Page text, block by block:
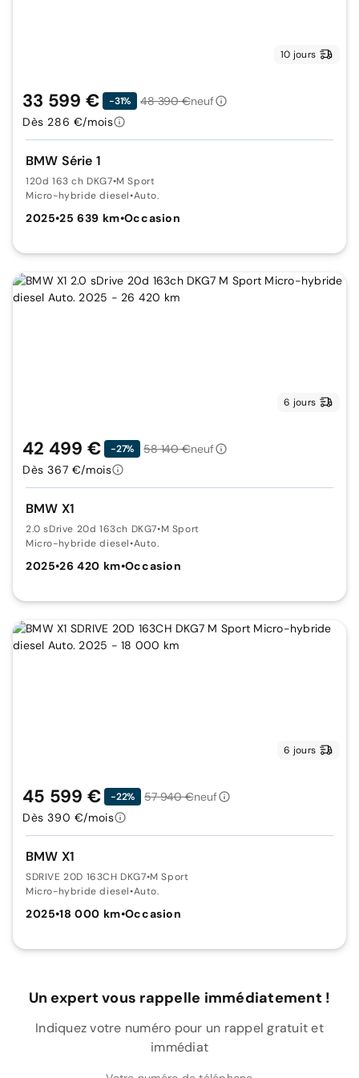
10 jours
BMW Série 1
120d 163 ch DKG7•M Sport
Micro-hybride diesel•Auto.
2025•25 639 km•Occasion
33 599 € -31% 48 390 €neuf
Dès 286 €/mois
6 jours
BMW X1
2.0 sDrive 20d 163ch DKG7•M Sport
Micro-hybride diesel•Auto.
2025•26 420 km•Occasion
42 499 € -27% 58 140 €neuf
Dès 367 €/mois
6 jours
BMW X1
SDRIVE 20D 163CH DKG7•M Sport
Micro-hybride diesel•Auto.
2025•18 000 km•Occasion
45 599 € -22% 57 940 €neuf
Dès 390 €/mois
Un expert vous rappelle immédiatement !
Indiquez votre numéro pour un rappel gratuit et
immédiat